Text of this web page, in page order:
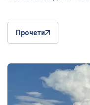
Прочети